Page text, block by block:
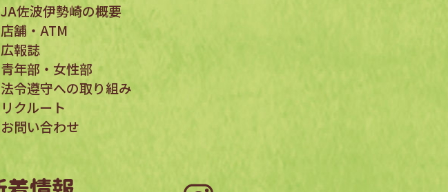
JA佐波伊勢崎の概要
店舗・ATM
広報誌
青年部・女性部
法令遵守への取り組み
リクルート
お問い合わせ